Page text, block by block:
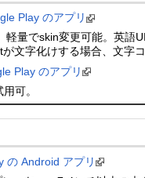
Play のアプリ
軽量でskin変更可能。英語UI
が文字化けする場合、文字
Play のアプリ
可。
の Android アプリ